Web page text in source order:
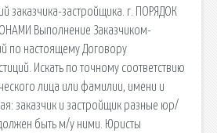
заказчика-застройщика. г. ПОРЯДОК
Выполнение Заказчиком-
по настоящему Договору
Искать по точному соответствию
лица или фамилии, имени и
заказчик и застройщик разные юр/
быть м/у ними. Юристы